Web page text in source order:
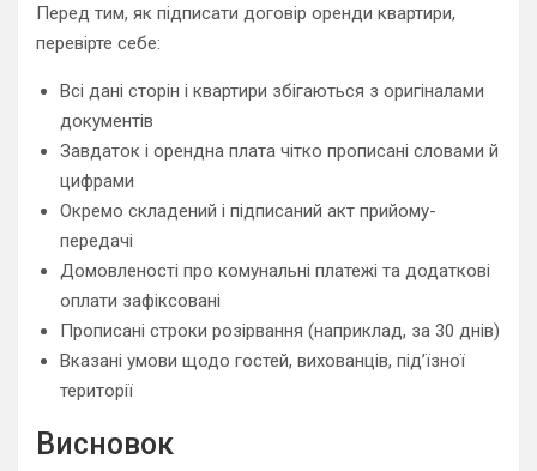
Перед тим, як підписати договір оренди квартири,
перевірте себе:
Всі дані сторін і квартири збігаються з оригіналами
документів
Завдаток і орендна плата чітко прописані словами й
цифрами
Окремо складений і підписаний акт прийому-
передачі
Домовленості про комунальні платежі та додаткові
оплати зафіксовані
Прописані строки розірвання (наприклад, за 30 днів)
Вказані умови щодо гостей, вихованців, під’їзної
території
Висновок